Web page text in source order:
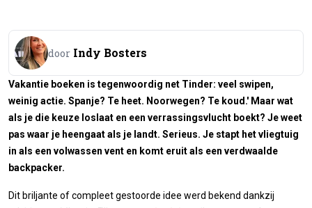
door Indy Bosters
Vakantie boeken is tegenwoordig net Tinder: veel swipen,
weinig actie. Spanje? Te heet. Noorwegen? Te koud.' Maar wat
als je die keuze loslaat en een verrassingsvlucht boekt? Je weet
pas waar je heengaat als je landt. Serieus. Je stapt het vliegtuig
in als een volwassen vent en komt eruit als een verdwaalde
backpacker.
Dit briljante of compleet gestoorde idee werd bekend dankzij